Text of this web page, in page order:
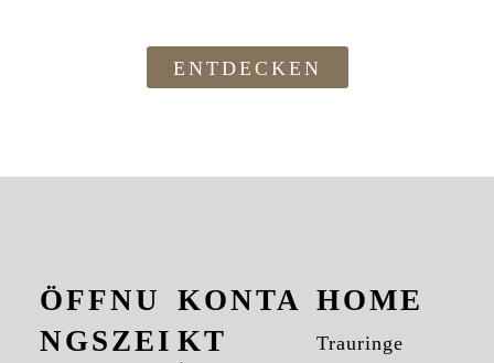
ENTDECKEN
HOME
Trauringe
KONTA
KT
ÖFFNU
NGSZEI